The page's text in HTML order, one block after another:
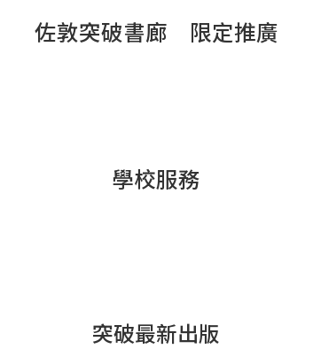
佐敦突破書廊 限定推廣
學校服務
突破最新出版